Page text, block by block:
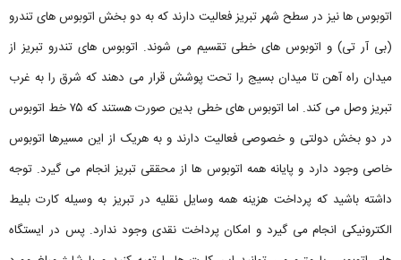
اتوبوس ها نیز در سطح شهر تبریز فعالیت دارند که به دو بخش اتوبوس‌ های تندرو
(بی آر تی) و اتوبوس‌ های خطی تقسیم می‌ شوند. اتوبوس های تندرو تبریز از
میدان راه آهن تا میدان بسیج را تحت پوشش قرار می دهند که شرق را به غرب
تبریز وصل می کند. اما اتوبوس‌ های خطی بدین صورت هستند که ۷۵ خط اتوبوس
در دو بخش دولتی و خصوصی فعالیت دارند و به هریک از این مسیرها اتوبوس
خاصی وجود دارد و پایانه همه اتوبوس ها از محققی تبریز انجام می گیرد. توجه
داشته باشید که پرداخت هزینه همه وسایل نقلیه در تبریز به وسیله کارت بلیط
الکترونیکی انجام می گیرد و امکان پرداخت نقدی وجود ندارد. پس در ایستگاه